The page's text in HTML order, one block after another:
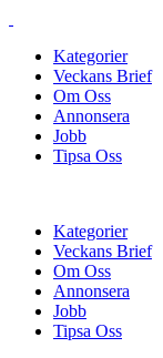
Kategorier
Veckans Brief
Om Oss
Annonsera
Jobb
Tipsa Oss
Kategorier
Veckans Brief
Om Oss
Annonsera
Jobb
Tipsa Oss